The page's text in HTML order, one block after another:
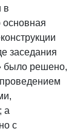
в
основная
заседания
было решено,
а
с